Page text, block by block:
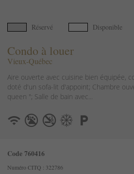
Réservé Disponible
Condo à louer
Vieux-Québec
Aire ouverte avec cuisine bien équipée,
doté d'un sofa-lit d'appoint; Chambre
queen "; Salle de bain avec...
Code 760416
Numéro CITQ : 322786